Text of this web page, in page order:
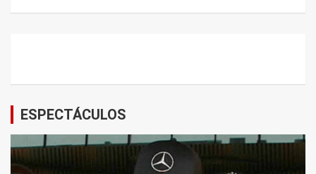
ESPECTÁCULOS